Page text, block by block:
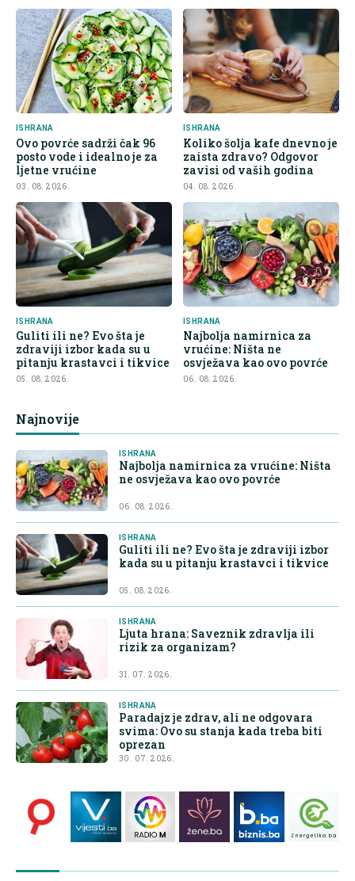
ISHRANA
Ovo povrće sadrži čak 96
posto vode i idealno je za
ljetne vrućine
03. 08. 2026.
ISHRANA
Koliko šolja kafe dnevno je
zaista zdravo? Odgovor
zavisi od vaših godina
04. 08. 2026.
ISHRANA
Guliti ili ne? Evo šta je
zdraviji izbor kada su u
pitanju krastavci i tikvice
05. 08. 2026.
ISHRANA
Najbolja namirnica za
vrućine: Ništa ne
osvježava kao ovo povrće
06. 08. 2026.
Najnovije
ISHRANA
Najbolja namirnica za vrućine: Ništa
ne osvježava kao ovo povrće
06. 08. 2026.
ISHRANA
Guliti ili ne? Evo šta je zdraviji izbor
kada su u pitanju krastavci i tikvice
05. 08. 2026.
ISHRANA
Ljuta hrana: Saveznik zdravlja ili
rizik za organizam?
31. 07. 2026.
ISHRANA
Paradajz je zdrav, ali ne odgovara
svima: Ovo su stanja kada treba biti
oprezan
30. 07. 2026.